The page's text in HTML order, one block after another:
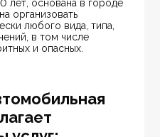
лет, основана в городе
организовать
любого вида, типа,
в том числе
и опасных.